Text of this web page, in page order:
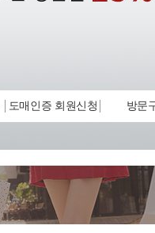
도매인증 회원신청 방문